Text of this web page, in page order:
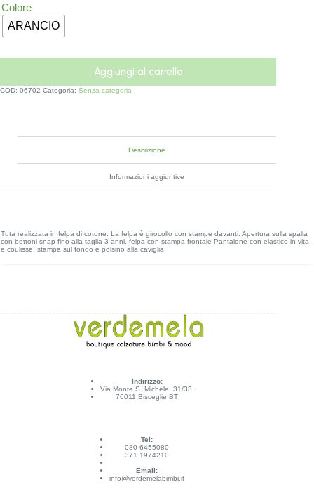
Colore
ARANCIO
Aggiungi al carrello
COD: 06702 Categoria: Senza categoria
Descrizione
Informazioni aggiuntive
Tuta realizzata in felpa di cotone. La felpa è girocollo con stampe davanti. Apertura sulla spalla
con bottoni snap fino alla taglia 3 anni. felpa con stampa frontale Pantalone con elastico in vita
e coulisse, stampa sul fondo e polsino alla caviglia
Indirizzo:
Via Monte S. Michele, 31/33,
76011 Bisceglie BT
Tel:
080 6455080
371 1974210
Email:
info@verdemelabimbi.it